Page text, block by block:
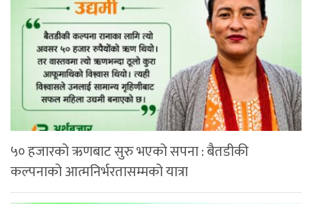
५० हजारको ऋणबाट सुरु भएको सपना : बैतडीकी
कल्पनाको आत्मनिर्भरतासम्मको यात्रा